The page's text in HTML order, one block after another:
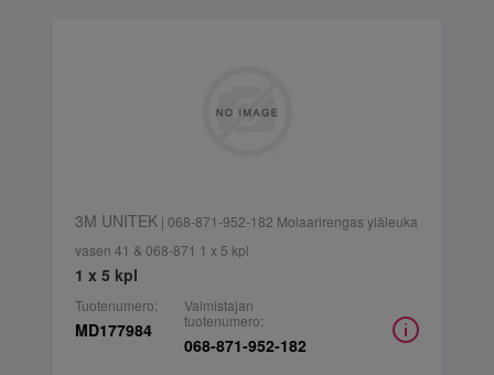
3M UNITEK| 068-871-952-182 Molaarirengas yläleuka
vasen 41 & 068-871 1 x 5 kpl
1 x 5 kpl
Tuotenumero:
MD177984
Valmistajan
tuotenumero:
068-871-952-182